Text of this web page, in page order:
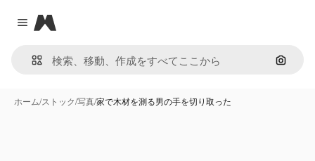
Close menu
Magnific
画像で
ホーム/ストック/写真/家で木材を測る男の手を切り取った